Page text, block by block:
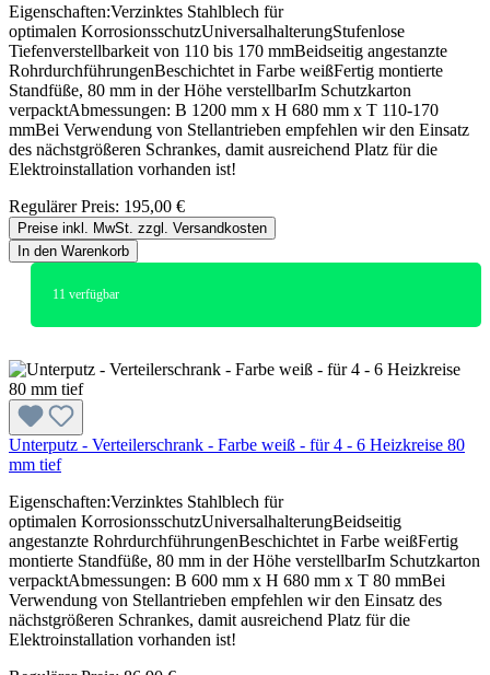
Eigenschaften:Verzinktes Stahlblech für
optimalen KorrosionsschutzUniversalhalterungStufenlose
Tiefenverstellbarkeit von 110 bis 170 mmBeidseitig angestanzte
RohrdurchführungenBeschichtet in Farbe weißFertig montierte
Standfüße, 80 mm in der Höhe verstellbarIm Schutzkarton
verpacktAbmessungen: B 1200 mm x H 680 mm x T 110-170
mmBei Verwendung von Stellantrieben empfehlen wir den Einsatz
des nächstgrößeren Schrankes, damit ausreichend Platz für die
Elektroinstallation vorhanden ist!
Regulärer Preis: 195,00 €
Preise inkl. MwSt. zzgl. Versandkosten
In den Warenkorb
11 verfügbar
Unterputz - Verteilerschrank - Farbe weiß - für 4 - 6 Heizkreise 80
mm tief
Eigenschaften:Verzinktes Stahlblech für
optimalen KorrosionsschutzUniversalhalterungBeidseitig
angestanzte RohrdurchführungenBeschichtet in Farbe weißFertig
montierte Standfüße, 80 mm in der Höhe verstellbarIm Schutzkarton
verpacktAbmessungen: B 600 mm x H 680 mm x T 80 mmBei
Verwendung von Stellantrieben empfehlen wir den Einsatz des
nächstgrößeren Schrankes, damit ausreichend Platz für die
Elektroinstallation vorhanden ist!